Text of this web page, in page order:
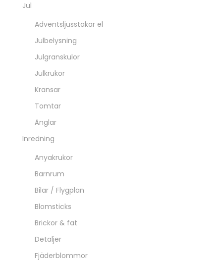
Jul
Adventsljusstakar el
Julbelysning
Julgranskulor
Julkrukor
Kransar
Tomtar
Änglar
Inredning
Anyakrukor
Barnrum
Bilar / Flygplan
Blomsticks
Brickor & fat
Detaljer
Fjäderblommor